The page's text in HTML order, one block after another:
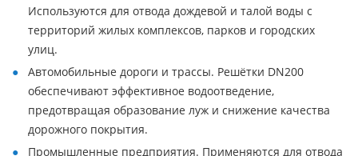
Используются для отвода дождевой и талой воды с
территорий жилых комплексов, парков и городских
улиц.
Автомобильные дороги и трассы. Решётки DN200
обеспечивают эффективное водоотведение,
предотвращая образование луж и снижение качества
дорожного покрытия.
Промышленные предприятия. Применяются для отвода